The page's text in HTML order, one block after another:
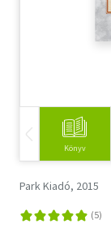
Könyv
Park Kiadó, 2015